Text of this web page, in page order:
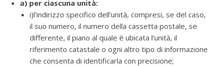
a) per ciascuna unità:
i)l’indirizzo specifico dell’unità, compresi, se del caso,
il suo numero, il numero della cassetta postale, se
differente, il piano al quale è ubicata l’unità, il
riferimento catastale o ogni altro tipo di informazione
che consenta di identificarla con precisione;